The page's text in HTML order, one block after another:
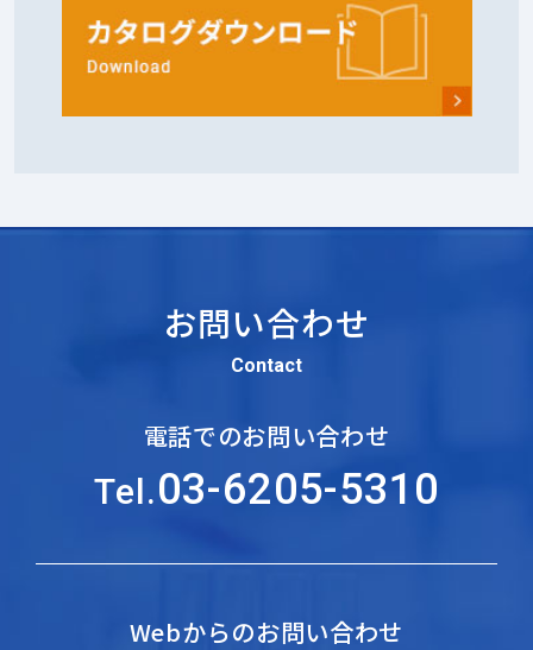
お問い合わせ
Contact
電話でのお問い合わせ
Tel.03-6205-5310
Webからのお問い合わせ